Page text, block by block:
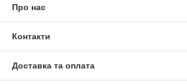
Про нас
Контакти
Доставка та оплата